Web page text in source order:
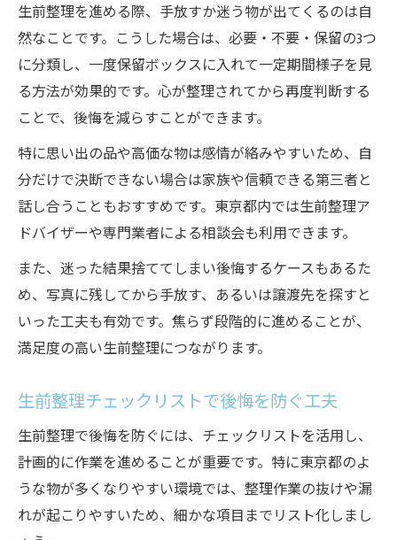
生前整理を進める際、手放すか迷う物が出てくるのは自
然なことです。こうした場合は、必要・不要・保留の3つ
に分類し、一度保留ボックスに入れて一定期間様子を見
る方法が効果的です。心が整理されてから再度判断する
ことで、後悔を減らすことができます。
特に思い出の品や高価な物は感情が絡みやすいため、自
分だけで決断できない場合は家族や信頼できる第三者と
話し合うこともおすすめです。東京都内では生前整理ア
ドバイザーや専門業者による相談会も利用できます。
また、迷った結果捨ててしまい後悔するケースもあるた
め、写真に残してから手放す、あるいは譲渡先を探すと
いった工夫も有効です。焦らず段階的に進めることが、
満足度の高い生前整理につながります。
生前整理チェックリストで後悔を防ぐ工夫
生前整理で後悔を防ぐには、チェックリストを活用し、
計画的に作業を進めることが重要です。特に東京都のよ
うな物が多くなりやすい環境では、整理作業の抜けや漏
れが起こりやすいため、細かな項目までリスト化しまし